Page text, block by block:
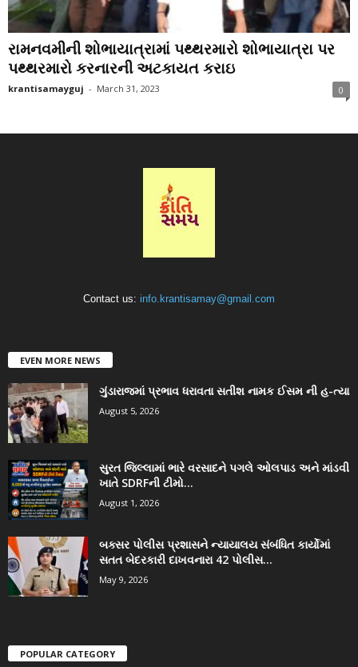
રામનવમીની શોભાયાત્રામાં પથ્થરમારો શોભાયાત્રા પર
પથ્થરમારો કરનારની અટકાયત કરાઇ
krantisamayguj - March 31, 2023 0
Contact us: info.krantisamay@gmail.com
EVEN MORE NEWS
ગુંડારાજમાં પ્રભાવ ધરાવતા સતીશ નામક ઈસમ ની હ-ત્યા
August 5, 2026
સુરત જિલ્લામાં ભારે વરસાદને પગલે ઓલપાડ અને માંડવી
ખાતે SDRFની ટીમો...
August 1, 2026
બક્સર પોલીસ પ્રશાસને ન્યાયાલય સંબંધિત કાર્યોમાં
સતત બેદરકારી દાખવનારા 42 પોલીસ...
May 9, 2026
POPULAR CATEGORY